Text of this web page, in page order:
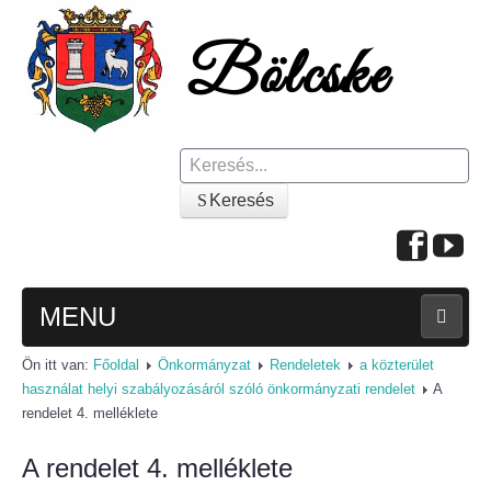
Keresés
Keresés
MENU
FŐOLDAL
Ön itt van: Főoldal Önkormányzat Rendeletek
a közterület
használat helyi szabályozásáról szóló önkormányzati rendelet
A
rendelet 4. melléklete
A rendelet 4. melléklete